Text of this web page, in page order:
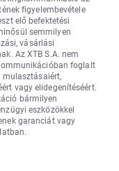
figyelembevétele
elő befektetési
semmilyen
vásárlási
Az XTB S.A. nem
foglalt
mulasztásaiért,
vagy elidegenítéséért.
bármilyen
eszközökkel
garanciát vagy